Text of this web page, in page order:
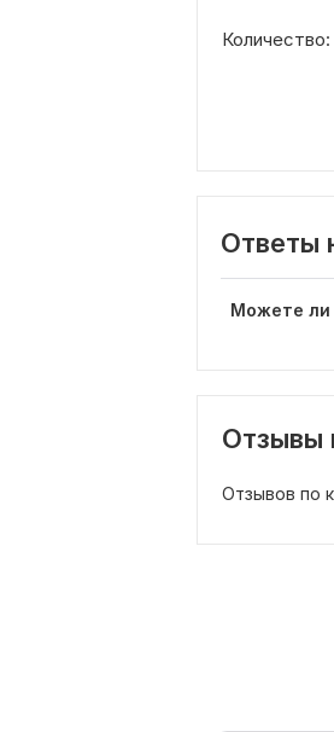
Количество:
Ответы
Можете ли
Отзывы
Отзывов по